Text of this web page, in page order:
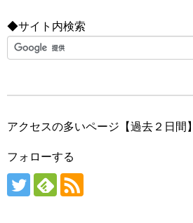
◆サイト内検索
アクセスの多いページ【過去２日間】
フォローする